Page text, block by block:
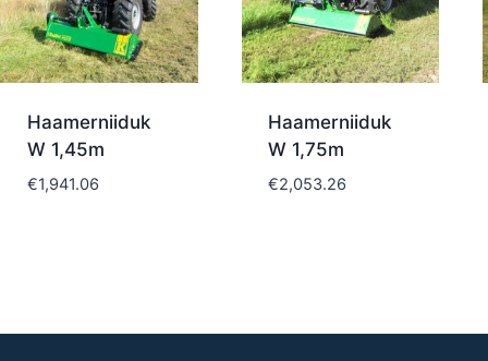
Haamerniiduk
W 1,45m
€1,941.06
Haamerniiduk
W 1,75m
€2,053.26